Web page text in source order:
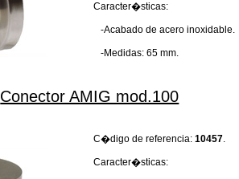
Caracter�sticas:
-Acabado de acero inoxidable.
-Medidas: 65 mm.
Conector AMIG mod.100
C�digo de referencia: 10457.
Caracter�sticas: